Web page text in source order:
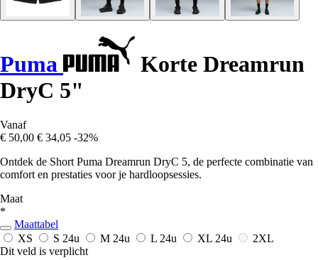
Puma
Korte Dreamrun
DryC 5"
Vanaf
€ 50,00 € 34,05 -32%
Ontdek de Short Puma Dreamrun DryC 5, de perfecte combinatie van
comfort en prestaties voor je hardloopsessies.
Maat
*
Maattabel
XS
S 24u M 24u L 24u XL 24u
2XL
Dit veld is verplicht